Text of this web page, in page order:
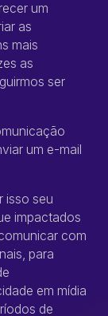
um
as
mais
as
ser
um e-mail
isso seu
impactados
com
para
em mídia
de